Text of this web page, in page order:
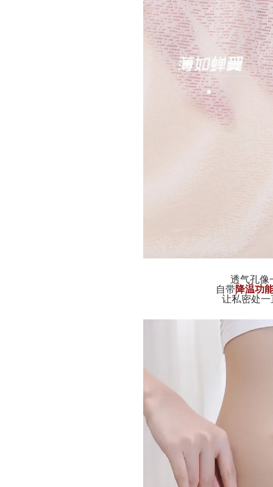
透气孔像
自带降温功
让私密处